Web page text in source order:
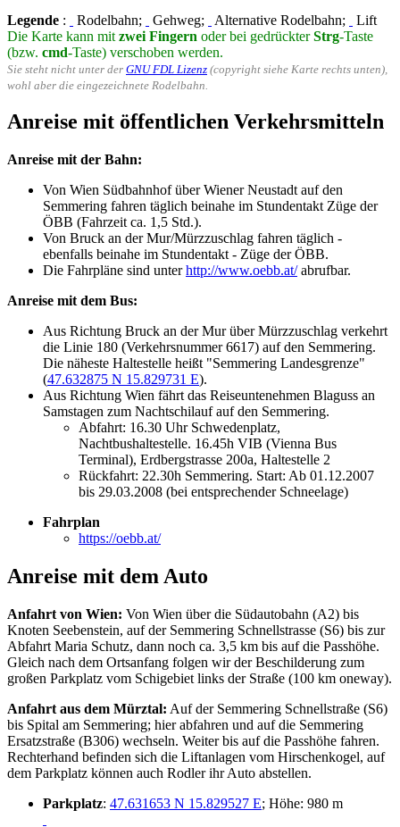
Legende : Rodelbahn; Gehweg; Alternative Rodelbahn;
Lift
Die Karte kann mit zwei Fingern oder bei gedrückterStrg-Taste
(bzw. cmd-Taste) verschoben werden.
Sie steht nicht unter der GNU FDL Lizenz (copyright siehe Karte rechts unten),
wohl aber die eingezeichnete Rodelbahn.
Anreise mit öffentlichen Verkehrsmitteln
Anreise mit der Bahn:
Von Wien Südbahnhof über Wiener Neustadt auf den
Semmering fahren täglich beinahe im Stundentakt Züge der
ÖBB (Fahrzeit ca. 1,5 Std.).
Von Bruck an der Mur/Mürzzuschlag fahren täglich -
ebenfalls beinahe im Stundentakt - Züge der ÖBB.
Die Fahrpläne sind unterhttp://www.oebb.at/abrufbar.
Anreise mit dem Bus:
Aus Richtung Bruck an der Mur über Mürzzuschlag verkehrt
die Linie 180 (Verkehrsnummer 6617) auf den Semmering.
Die näheste Haltestelle heißt "Semmering Landesgrenze"
(47.632875 N 15.829731 E).
Aus Richtung Wien fährt das Reiseuntenehmen Blaguss an
Samstagen zum Nachtschilauf auf den Semmering.
Abfahrt: 16.30 Uhr Schwedenplatz,
Nachtbushaltestelle. 16.45h VIB (Vienna Bus
Terminal), Erdbergstrasse 200a, Haltestelle 2
Rückfahrt: 22.30h Semmering. Start: Ab 01.12.2007
bis 29.03.2008 (bei entsprechender Schneelage)
Fahrplan
https://oebb.at/
Anreise mit dem Auto
Anfahrt von Wien: Von Wien über die Südautobahn (A2) bis
Knoten Seebenstein, auf der Semmering Schnellstrasse (S6) bis zur
Abfahrt Maria Schutz, dann noch ca. 3,5 km bis auf die Passhöhe.
Gleich nach dem Ortsanfang folgen wir der Beschilderung zum
großen Parkplatz vom Schigebiet links der Straße (100 km oneway).
Anfahrt aus dem Mürztal: Auf der Semmering Schnellstraße (S6)
bis Spital am Semmering; hier abfahren und auf die Semmering
Ersatzstraße (B306) wechseln. Weiter bis auf die Passhöhe fahren.
Rechterhand befinden sich die Liftanlagen vom Hirschenkogel, auf
dem Parkplatz können auch Rodler ihr Auto abstellen.
Parkplatz: 47.631653 N 15.829527 E; Höhe: 980 m